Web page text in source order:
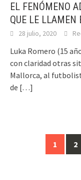
EL FENÓMENO
QUE LE LLAMEN
28 julio, 2020
Luka Romero (15
con claridad otras
Mallorca, al
de […]
1 2